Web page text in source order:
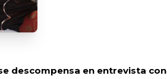
descompensa en entrevista